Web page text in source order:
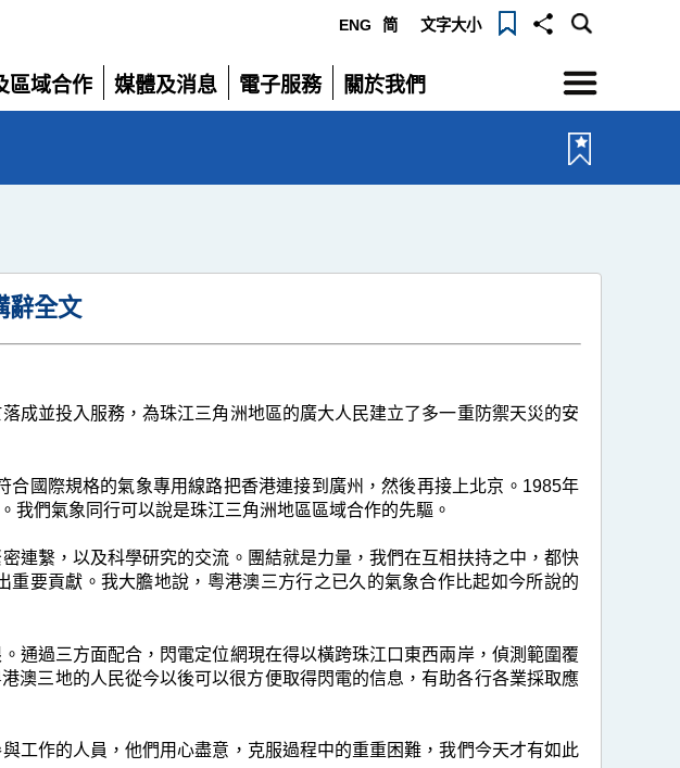
ENG 简 文字大小
區域合作
媒體及消息
展
電子服務
展
關於我們
展
選
單
辭全文
並投入服務，為珠江三角洲地區的廣大人民建立了多一重防禦天災的安
國際規格的氣象專用線路把香港連接到廣州，然後再接上北京。1985年
們氣象同行可以說是珠江三角洲地區區域合作的先驅。
繫，以及科學研究的交流。團結就是力量，我們在互相扶持之中，都快
要貢獻。我大膽地說，粵港澳三方行之已久的氣象合作比起如今所說的
過三方面配合，閃電定位網現在得以橫跨珠江口東西兩岸，偵測範圍覆
澳三地的人民從今以後可以很方便取得閃電的信息，有助各行各業採取應
作的人員，他們用心盡意，克服過程中的重重困難，我們今天才有如此